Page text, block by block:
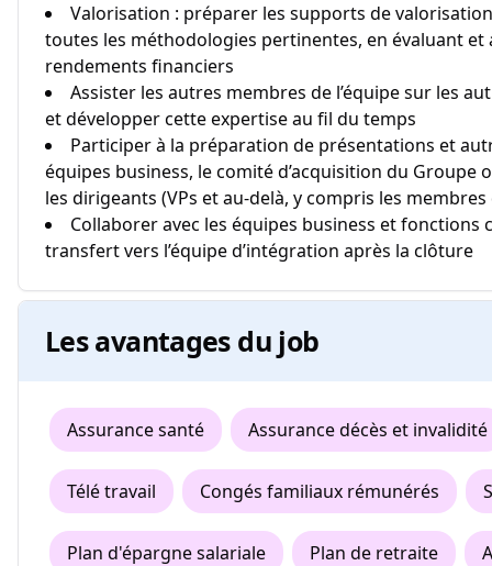
Valorisation : préparer les supports de
toutes les méthodologies pertinentes, en évaluant et
rendements financiers
Assister les autres membres de l’équipe sur les
et développer cette expertise au fil du temps
Participer à la préparation de présentations et
équipes business, le comité d’acquisition du Groupe
les dirigeants (VPs et au-delà, y compris les
Collaborer avec les équipes business et
transfert vers l’équipe d’intégration après la clôture
Les avantages du job
Assurance santé Assurance décès et invalidité
Télé travail Congés familiaux rémunérés
Plan d'épargne salariale Plan de retraite